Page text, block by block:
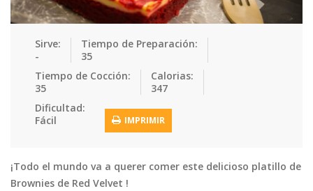
Postres Recetas de… Recetas Do… Recetas Fá…
Recetas Me… Recetas Na…
Sandwiches Snacks
Tacos
Tortas Vegetales
Vegetarian…
Sirve:
-
Tiempo de Preparación:
35
Tiempo de Cocción:
35
Calorias:
347
Dificultad:
Fácil
IMPRIMIR
¡Todo el mundo va a querer comer este delicioso platillo de
Brownies de Red Velvet !